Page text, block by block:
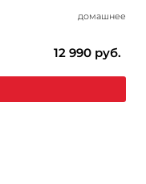
домашнее
12 990 руб.